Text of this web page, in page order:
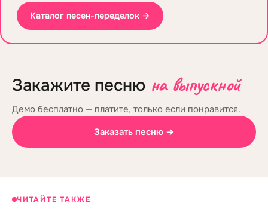
Каталог песен-переделок →
Закажите песню на выпускной
Демо бесплатно — платите, только если понравится.
Заказать песню →
ЧИТАЙТЕ ТАКЖЕ